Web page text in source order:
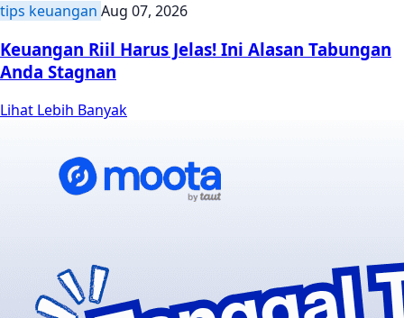
tips keuangan Aug 07, 2026
Keuangan Riil Harus Jelas! Ini Alasan Tabungan
Anda Stagnan
Lihat Lebih Banyak